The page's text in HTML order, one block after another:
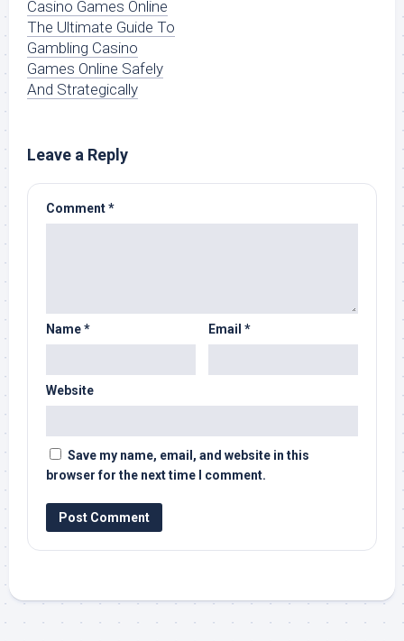
Casino Games Online
The Ultimate Guide To
Gambling Casino
Games Online Safely
And Strategically
Leave a Reply
Comment*
Name* Email *
Website
Save my name, email, and website in this
browser for the next time I comment.